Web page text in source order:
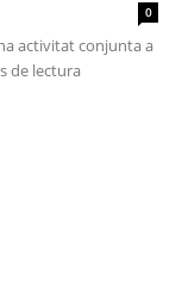
0
activitat conjunta a
de lectura